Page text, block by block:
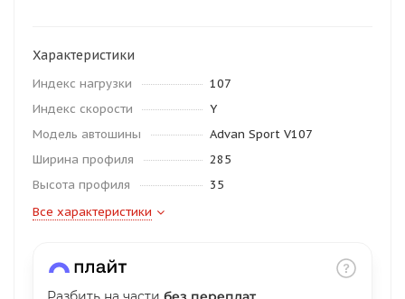
Характеристики
Индекс нагрузки
107
Индекс скорости
Y
Модель автошины
Advan Sport V107
Ширина профиля
285
Высота профиля
35
Все характеристики
Остались вопросы?
8 800 302-02-51